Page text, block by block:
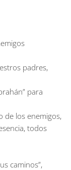
padres,
para
de los enemigos,
todos
caminos”,